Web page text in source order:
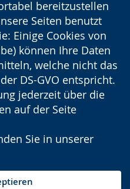
bereitzustellen
Seiten benutzt
Einige Cookies von
können Ihre Daten
welche nicht das
DS-GVO entspricht.
jederzeit über die
auf der Seite
Sie in unserer